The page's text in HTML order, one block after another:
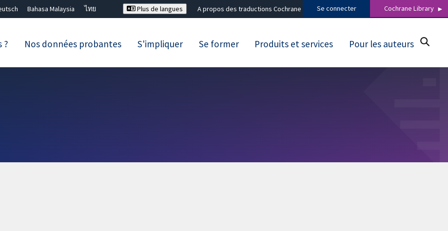
Bahasa Malaysia
ไทย
Plus de langues A propos des traductions Cochrane Se connecter Cochrane Library
? Nos données probantes S'impliquer Se former Produits et services Pour les auteurs